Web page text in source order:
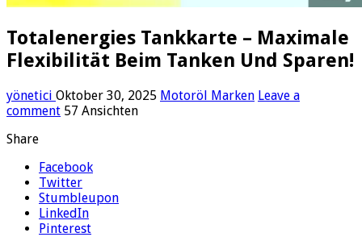
Totalenergies Tankkarte – Maximale
Flexibilität Beim Tanken Und Sparen!
yönetici Oktober 30, 2025 Motoröl Marken Leave a
comment 57 Ansichten
Share
Facebook
Twitter
Stumbleupon
LinkedIn
Pinterest